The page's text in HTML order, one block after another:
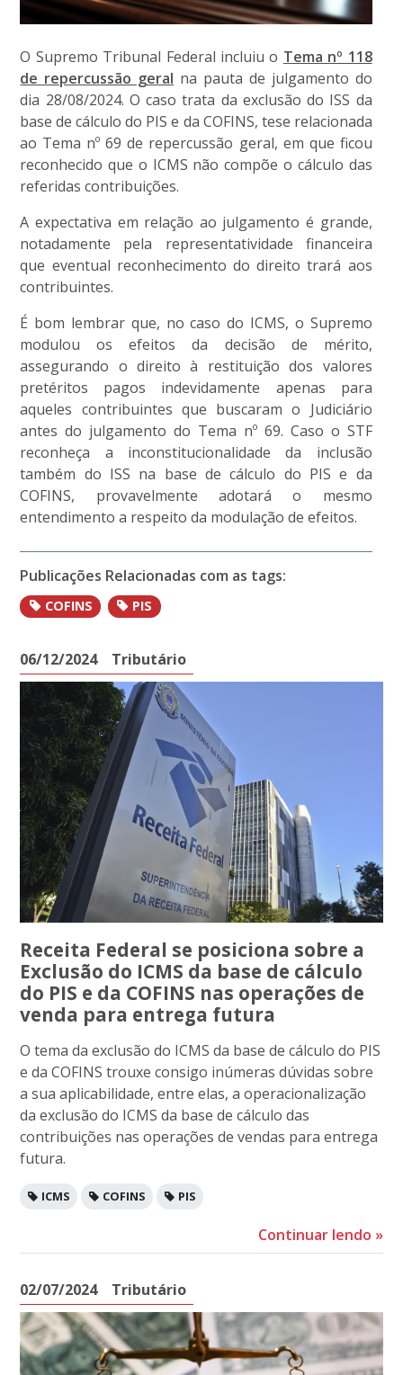
O Supremo Tribunal Federal incluiu o Tema nº 118
de repercussão geral na pauta de julgamento do
dia 28/08/2024. O caso trata da exclusão do ISS da
base de cálculo do PIS e da COFINS, tese relacionada
ao Tema nº 69 de repercussão geral, em que ficou
reconhecido que o ICMS não compõe o cálculo das
referidas contribuições.
A expectativa em relação ao julgamento é grande,
notadamente pela representatividade financeira
que eventual reconhecimento do direito trará aos
contribuintes.
É bom lembrar que, no caso do ICMS, o Supremo
modulou os efeitos da decisão de mérito,
assegurando o direito à restituição dos valores
pretéritos pagos indevidamente apenas para
aqueles contribuintes que buscaram o Judiciário
antes do julgamento do Tema nº 69. Caso o STF
reconheça a inconstitucionalidade da inclusão
também do ISS na base de cálculo do PIS e da
COFINS, provavelmente adotará o mesmo
entendimento a respeito da modulação de efeitos.
Publicações Relacionadas com as tags:
COFINS PIS
06/12/2024 Tributário
Receita Federal se posiciona sobre a
Exclusão do ICMS da base de cálculo
do PIS e da COFINS nas operações de
venda para entrega futura
O tema da exclusão do ICMS da base de cálculo do PIS
e da COFINS trouxe consigo inúmeras dúvidas sobre
a sua aplicabilidade, entre elas, a operacionalização
da exclusão do ICMS da base de cálculo das
contribuições nas operações de vendas para entrega
futura.
ICMS COFINS PIS
Continuar lendo »
02/07/2024 Tributário